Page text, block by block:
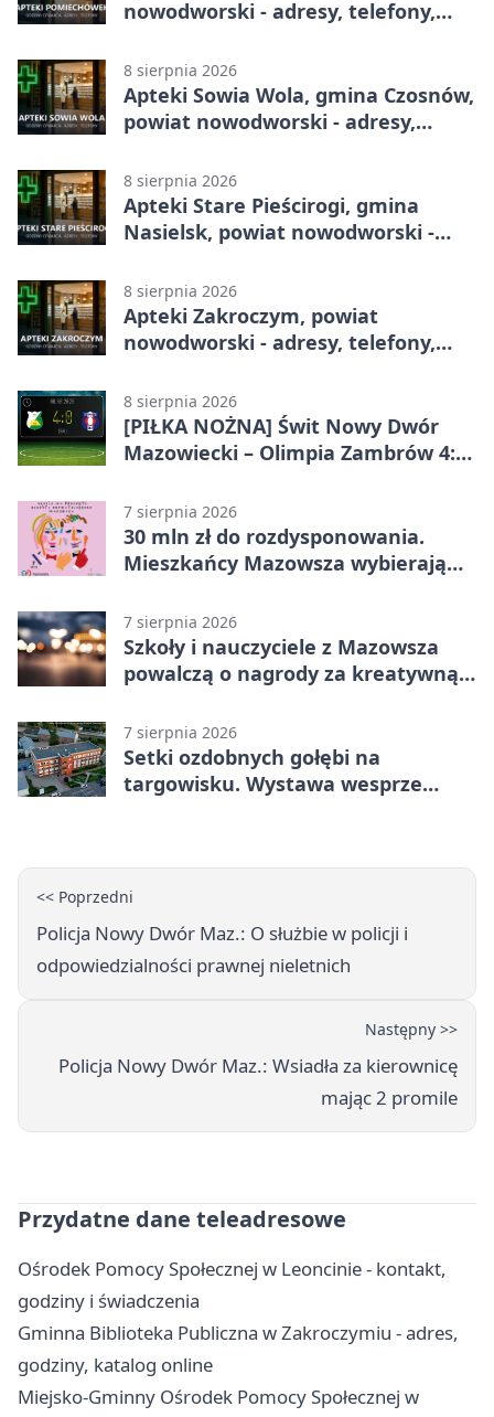
nowodworski - adresy, telefony,
8 sierpnia 2026
Apteki Sowia Wola, gmina Czosnów,
powiat nowodworski - adresy,
8 sierpnia 2026
Apteki Stare Pieścirogi, gmina
Nasielsk, powiat nowodworski -
8 sierpnia 2026
Apteki Zakroczym, powiat
nowodworski - adresy, telefony,
8 sierpnia 2026
[PIŁKA NOŻNA] Świt Nowy Dwór
Mazowiecki – Olimpia Zambrów 4:0
Grupa 1 (Grupa I)
7 sierpnia 2026
30 mln zł do rozdysponowania.
Mieszkańcy Mazowsza wybierają
7 sierpnia 2026
Szkoły i nauczyciele z Mazowsza
powalczą o nagrody za kreatywną
7 sierpnia 2026
Setki ozdobnych gołębi na
targowisku. Wystawa wesprze
<< Poprzedni
Policja Nowy Dwór Maz.: O służbie w policji i
odpowiedzialności prawnej nieletnich
Następny >>
Policja Nowy Dwór Maz.: Wsiadła za kierownicę
mając 2 promile
Przydatne dane teleadresowe
Ośrodek Pomocy Społecznej w Leoncinie - kontakt,
godziny i świadczenia
Gminna Biblioteka Publiczna w Zakroczymiu - adres,
godziny, katalog online
Miejsko-Gminny Ośrodek Pomocy Społecznej w